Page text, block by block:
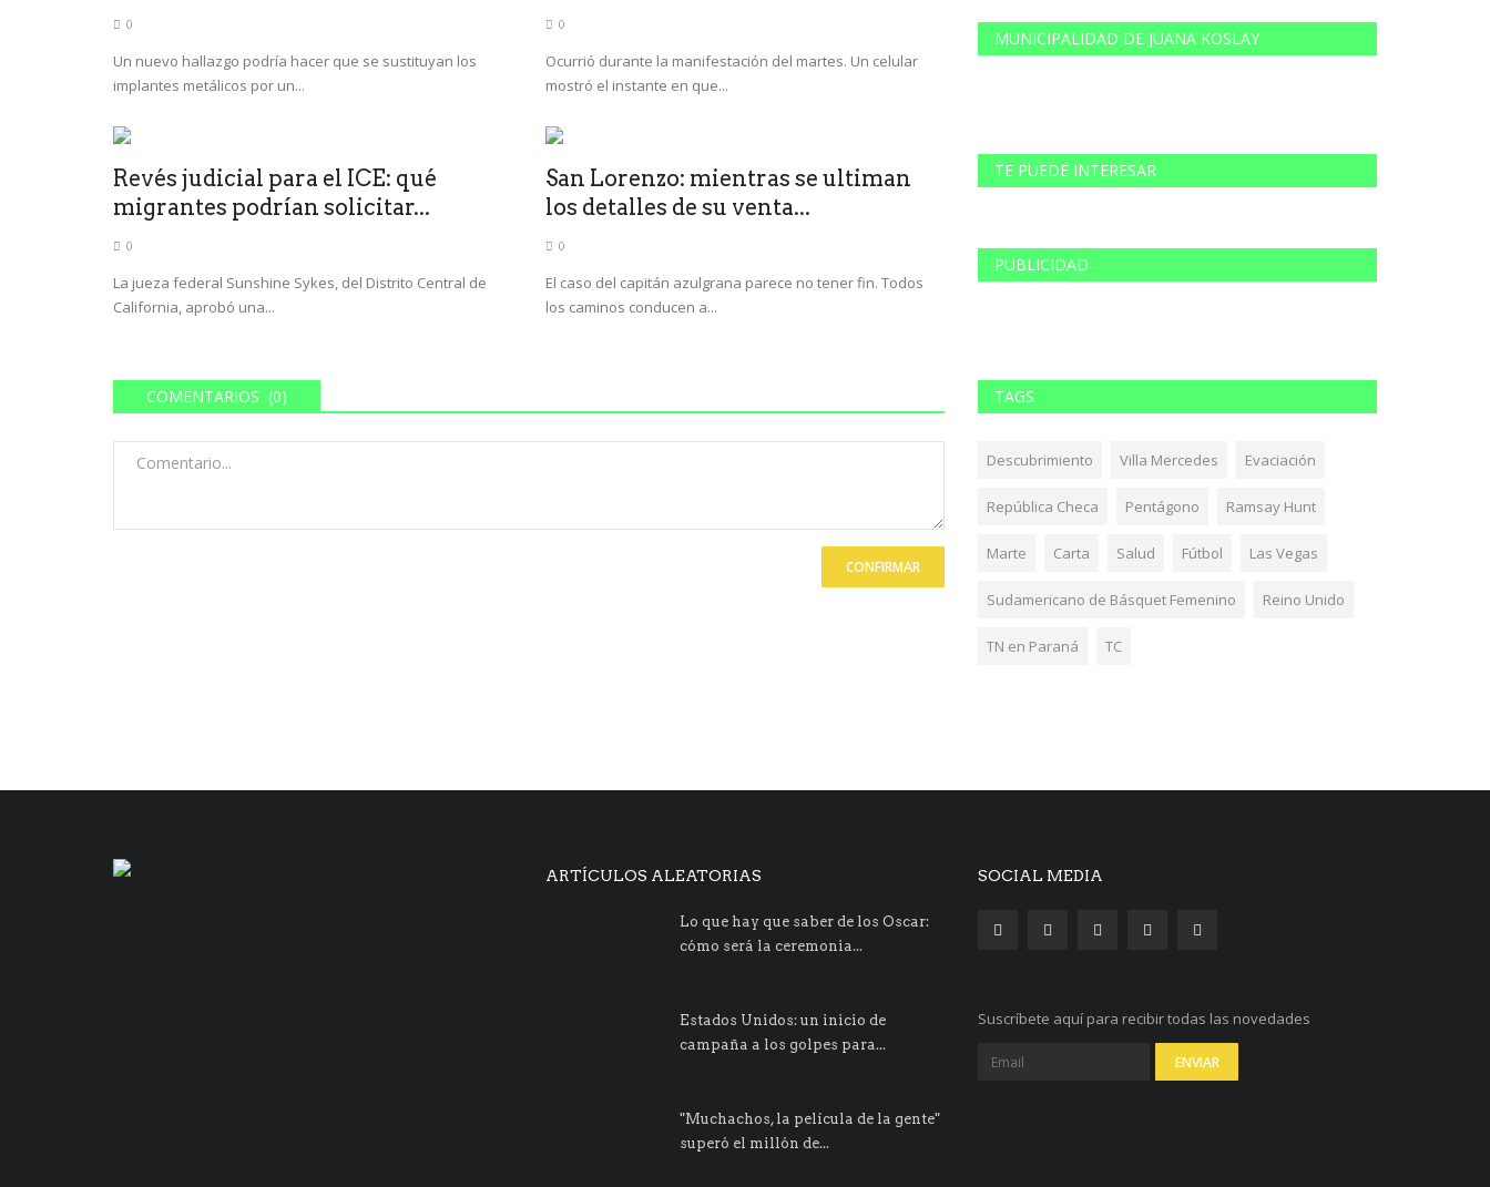
0
Un nuevo hallazgo podría hacer que se sustituyan los
implantes metálicos por un...
0
Ocurrió durante la manifestación del martes. Un celular
mostró el instante en que...
Revés judicial para el ICE: qué
migrantes podrían solicitar...
0
La jueza federal Sunshine Sykes, del Distrito Central de
California, aprobó una...
San Lorenzo: mientras se ultiman
los detalles de su venta...
0
El caso del capitán azulgrana parece no tener fin. Todos
los caminos conducen a...
COMENTARIOS (0)
CONFIRMAR
MUNICIPALIDAD DE JUANA KOSLAY
TE PUEDE INTERESAR
PUBLICIDAD
TAGS
Descubrimiento Villa Mercedes Evaciación
República Checa Pentágono Ramsay Hunt
Marte Carta Salud Fútbol Las Vegas
Sudamericano de Básquet Femenino Reino Unido
TN en Paraná TC
ARTÍCULOS ALEATORIAS
Lo que hay que saber de los Oscar:
cómo será la ceremonia...
Estados Unidos: un inicio de
campaña a los golpes para...
"Muchachos, la película de la gente"
superó el millón de...
SOCIAL MEDIA
Suscríbete aquí para recibir todas las novedades